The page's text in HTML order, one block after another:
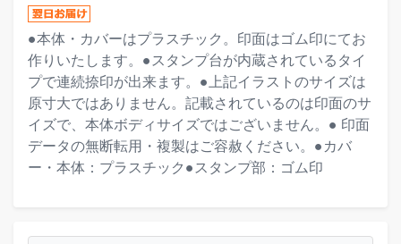
●本体・カバーはプラスチック。印面はゴム印にてお
作りいたします。●スタンプ台が内蔵されているタイ
プで連続捺印が出来ます。●上記イラストのサイズは
原寸大ではありません。記載されているのは印面のサ
イズで、本体ボディサイズではございません。● 印面
データの無断転用・複製はご容赦ください。●カバ
ー・本体：プラスチック●スタンプ部：ゴム印